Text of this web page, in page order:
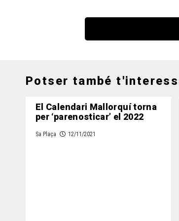
Potser també
El Calendari Mallorquí torna
per ‘parenosticar’ el 2022
Sa Plaça 12/11/2021